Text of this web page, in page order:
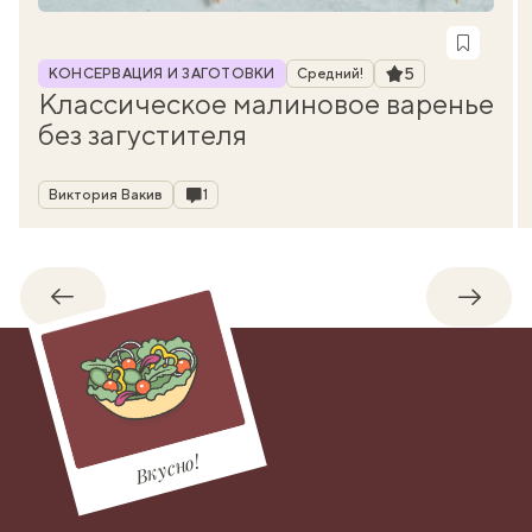
Рубрика
КОНСЕРВАЦИЯ И ЗАГОТОВКИ Средний! Рейтинг
5
Классическое малиновое варенье
без загустителя
Автор
Виктория Вакив Комментарии
1
Обратно
Вкусно!